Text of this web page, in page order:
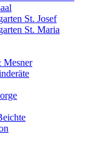
St. Josef
St. Maria
Mesner